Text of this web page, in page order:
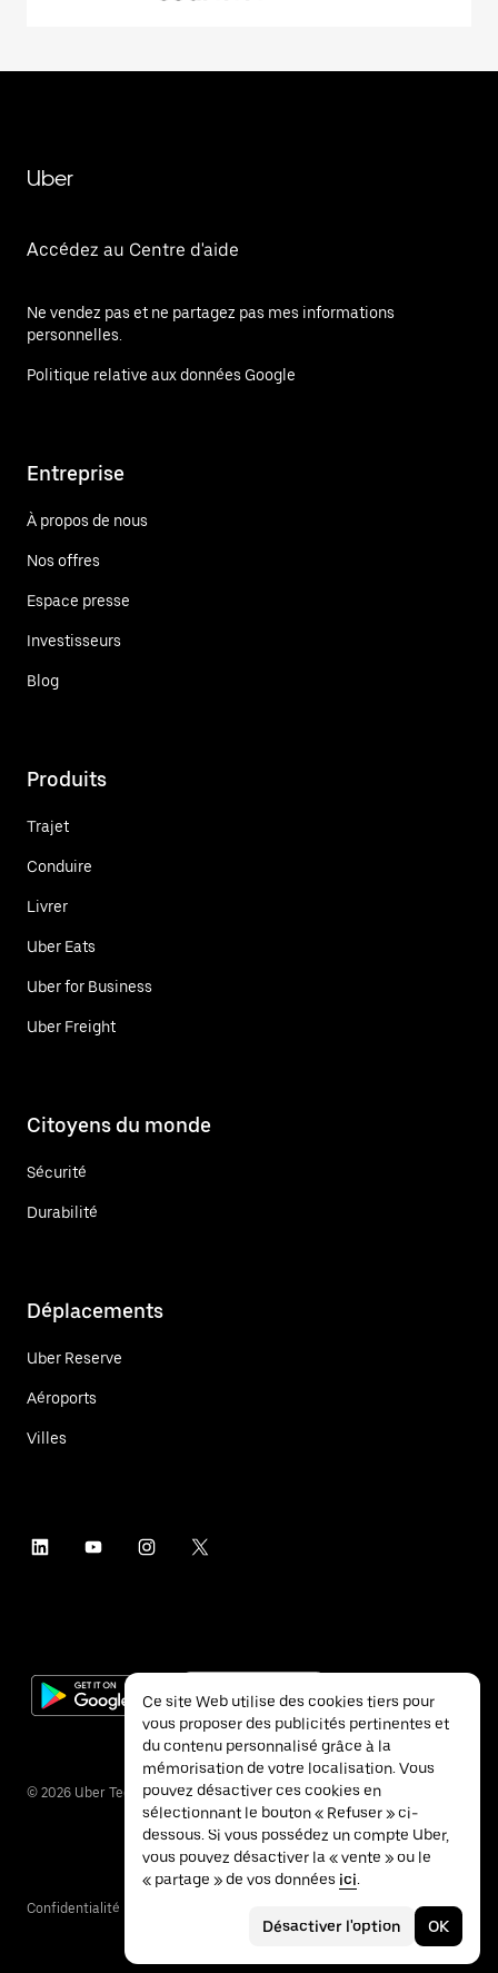
Uber
Accédez au Centre d'aide
Ne vendez pas et ne partagez pas mes informations
personnelles.
Politique relative aux données Google
Entreprise
À propos de nous
Nos offres
Espace presse
Investisseurs
Blog
Produits
Trajet
Conduire
Livrer
Uber Eats
Uber for Business
Uber Freight
Citoyens du monde
Sécurité
Durabilité
Déplacements
Uber Reserve
Aéroports
Villes
© 2026 Uber Technologies Inc.
Confidentialité
Ce site Web utilise des cookies tiers pour
vous proposer des publicités pertinentes et
du contenu personnalisé grâce à la
mémorisation de votre localisation. Vous
pouvez désactiver ces cookies en
sélectionnant le bouton « Refuser » ci-
dessous. Si vous possédez un compte Uber,
vous pouvez désactiver la « vente » ou le
« partage » de vos données ici.
Désactiver l'option OK